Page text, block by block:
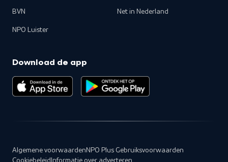
BVN
NPO Luister
Net in Nederland
Download de app
Algemene voorwaarden NPO Plus Gebruiksvoorwaarden
Cookiebeleid Informatie over adverteren